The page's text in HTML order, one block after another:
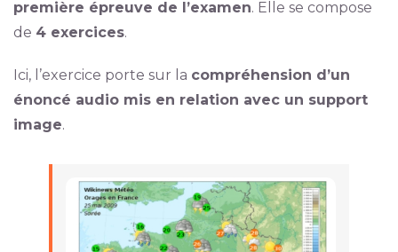
première épreuve de l’examen. Elle se compose
de 4 exercices.
Ici, l’exercice porte sur la compréhension d’un
énoncé audio mis en relation avec un support
image.